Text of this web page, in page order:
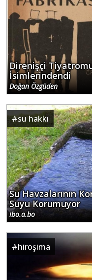
Direnişçi
İsimlerindendi
Doğan Özgüden
#su hakkı
Su Havzalarının
Suyu Korumuyor
ibo.a.bo
#hiroşima